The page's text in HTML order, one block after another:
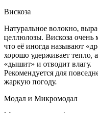
Вискоза
Натуральное волокно,
целлюлозы. Вискоза очень
что её иногда называют
хорошо удерживает тепло,
«дышит» и отводит влагу.
Рекомендуется для
жаркую погоду.
Модал и Микромодал